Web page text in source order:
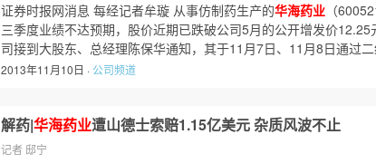
证券时报网消息 每经记者牟璇 从事仿制药生产的华海药业 （
三季度业绩不达预期，股价近期已跌破公司5月的公开增发价
司接到大股东、总经理陈保华通知，其于11月7日、11月8日通
2013年11月10日 · 公司频道
解药|华海药业遭山德士索赔1.15亿美元 杂质风波不止
记者 邸宁